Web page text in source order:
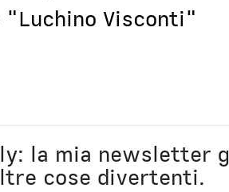
"Luchino Visconti"
la mia newsletter
cose divertenti.